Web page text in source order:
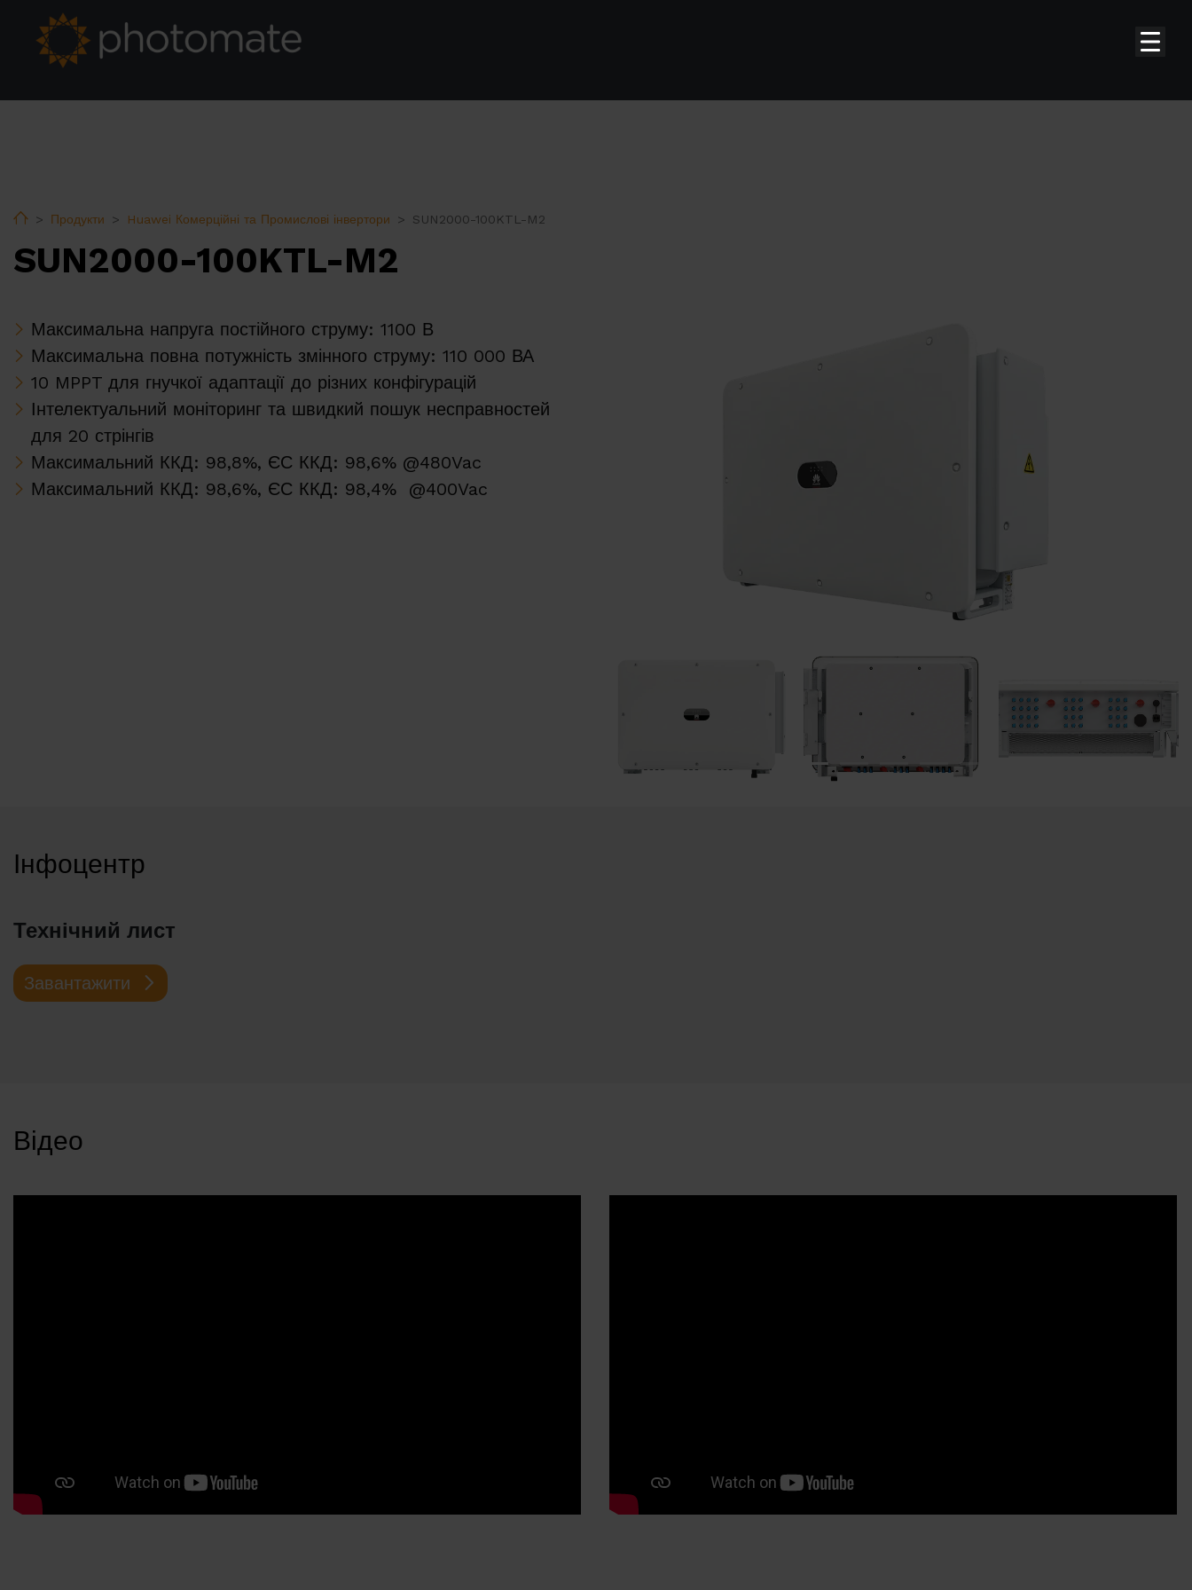
HomeПродукти Huawei Комерційні та Промислові інвертори SUN2000-100KTL-M2
SUN2000-100KTL-M2
Максимальна напруга постійного струму: 1100 В
Максимальна повна потужність змінного струму: 110 000 ВА
10 MPPT для гнучкої адаптації до різних конфігурацій
Інтелектуальний моніторинг та швидкий пошук несправностей
для 20 стрінгів
Максимальний ККД: 98,8%, ЄС ККД: 98,6% @480Vac
Максимальний ККД: 98,6%, ЄС ККД: 98,4% @400Vac
Інфоцентр
Технічний лист
Завантажити
Відео